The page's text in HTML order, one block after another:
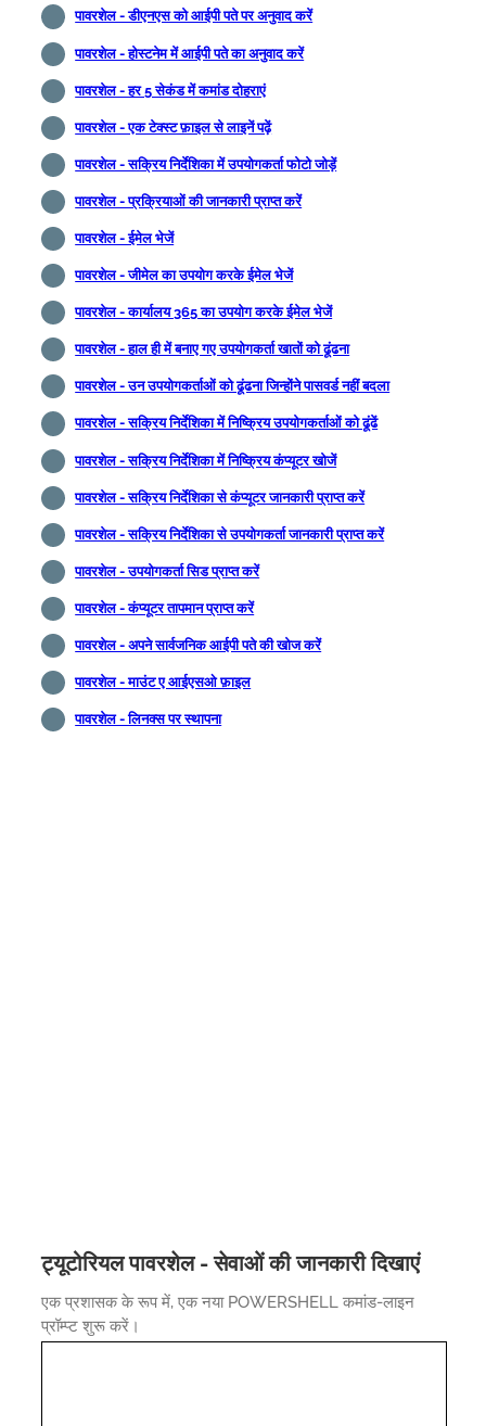
पावरशेल - डीएनएस को आईपी पते पर अनुवाद करें
पावरशेल - होस्टनेम में आईपी पते का अनुवाद करें
पावरशेल - हर 5 सेकंड में कमांड दोहराएं
पावरशेल - एक टेक्स्ट फ़ाइल से लाइनें पढ़ें
पावरशेल - सक्रिय निर्देशिका में उपयोगकर्ता फोटो जोड़ें
पावरशेल - प्रक्रियाओं की जानकारी प्राप्त करें
पावरशेल - ईमेल भेजें
पावरशेल - जीमेल का उपयोग करके ईमेल भेजें
पावरशेल - कार्यालय 365 का उपयोग करके ईमेल भेजें
पावरशेल - हाल ही में बनाए गए उपयोगकर्ता खातों को ढूंढना
पावरशेल - उन उपयोगकर्ताओं को ढूंढना जिन्होंने पासवर्ड नहीं बदला
पावरशेल - सक्रिय निर्देशिका में निष्क्रिय उपयोगकर्ताओं को ढूंढें
पावरशेल - सक्रिय निर्देशिका में निष्क्रिय कंप्यूटर खोजें
पावरशेल - सक्रिय निर्देशिका से कंप्यूटर जानकारी प्राप्त करें
पावरशेल - सक्रिय निर्देशिका से उपयोगकर्ता जानकारी प्राप्त करें
पावरशेल - उपयोगकर्ता सिड प्राप्त करें
पावरशेल - कंप्यूटर तापमान प्राप्त करें
पावरशेल - अपने सार्वजनिक आईपी पते की खोज करें
पावरशेल - माउंट ए आईएसओ फ़ाइल
पावरशेल - लिनक्स पर स्थापना
ट्यूटोरियल पावरशेल - सेवाओं की जानकारी दिखाएं
एक प्रशासक के रूप में, एक नया POWERSHELL कमांड-लाइन
प्रॉम्प्ट शुरू करें।